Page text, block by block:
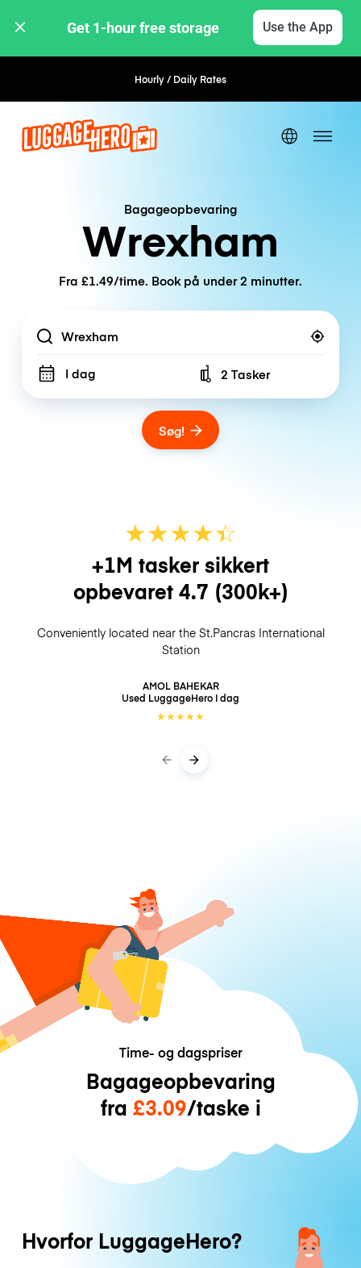
Get 1-hour free storage Use the App
Hourly / Daily RatesFlexible Booking
Bagageopbevaring
Wrexham
Fra £1.49/time. Book på under 2 minutter.
Location
I dag Number of bags
2 Tasker
Søg!
★★★★☆
★
+1M tasker sikkert
opbevaret 4.7 (300k+)
Conveniently located near the St.Pancras International
Station
AMOL BAHEKAR
Used LuggageHero I dag
★★★★★
Time- og dagspriser
Bagageopbevaring
fra £3.09/taske i
Hvorfor LuggageHero?